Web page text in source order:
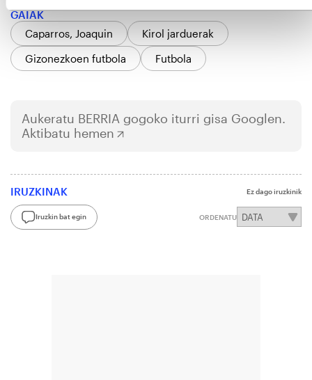
GAIAK
Caparros, Joaquin
Kirol jarduerak
Gizonezkoen futbola
Futbola
Aukeratu BERRIA gogoko iturri gisa Googlen.
Aktibatu hemen
IRUZKINAK Ez dago iruzkinik
Iruzkin bat egin ORDENATU